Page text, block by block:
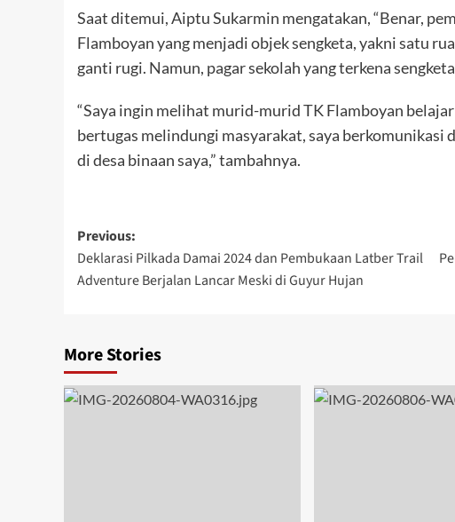
Saat ditemui, Aiptu Sukarmin mengatakan, “Benar,
Flamboyan yang menjadi objek sengketa, yakni satu
ganti rugi. Namun, pagar sekolah yang terkena
“Saya ingin melihat murid-murid TK Flamboyan
bertugas melindungi masyarakat, saya
di desa binaan saya,” tambahnya.
Post
navigation
Previous:
Deklarasi Pilkada Damai 2024 dan Pembukaan Latber Trail
Adventure Berjalan Lancar Meski di Guyur Hujan
More Stories